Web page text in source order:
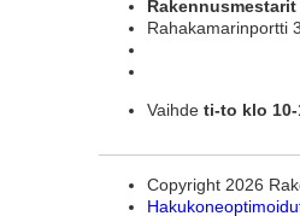
Rahakamarinportti
Vaihde ti-to klo 10-
Copyright 2026